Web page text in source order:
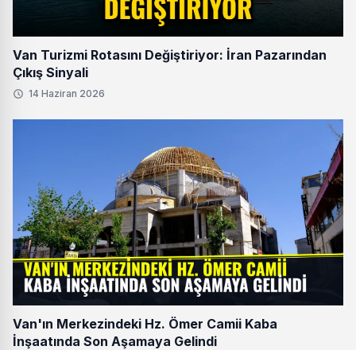
Van Turizmi Rotasını Değiştiriyor: İran Pazarından
Çıkış Sinyali
14 Haziran 2026
Van'ın Merkezindeki Hz. Ömer Camii Kaba
İnşaatında Son Aşamaya Gelindi